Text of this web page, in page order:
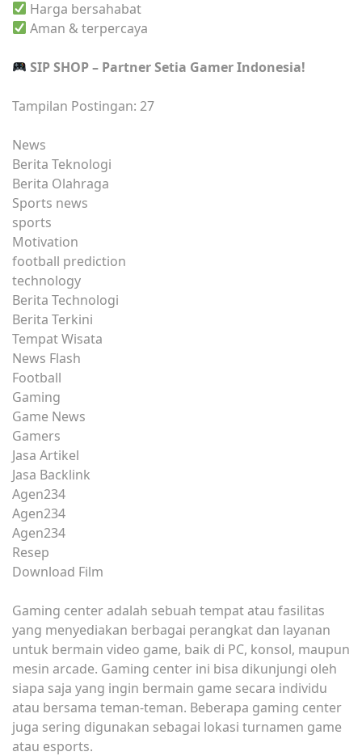
Harga bersahabat
Aman & terpercaya
SIP SHOP – Partner Setia Gamer Indonesia!
Tampilan Postingan: 27
News
Berita Teknologi
Berita Olahraga
Sports news
sports
Motivation
football prediction
technology
Berita Technologi
Berita Terkini
Tempat Wisata
News Flash
Football
Gaming
Game News
Gamers
Jasa Artikel
Jasa Backlink
Agen234
Agen234
Agen234
Resep
Download Film
Gaming center adalah sebuah tempat atau fasilitas
yang menyediakan berbagai perangkat dan layanan
untuk bermain video game, baik di PC, konsol, maupun
mesin arcade. Gaming center ini bisa dikunjungi oleh
siapa saja yang ingin bermain game secara individu
atau bersama teman-teman. Beberapa gaming center
juga sering digunakan sebagai lokasi turnamen game
atau esports.